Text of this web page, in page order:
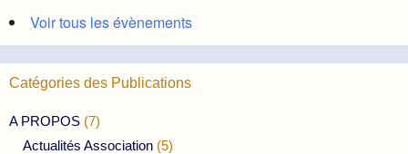
Voir tous les évènements
Catégories des Publications
A PROPOS (7)
Actualités Association (5)